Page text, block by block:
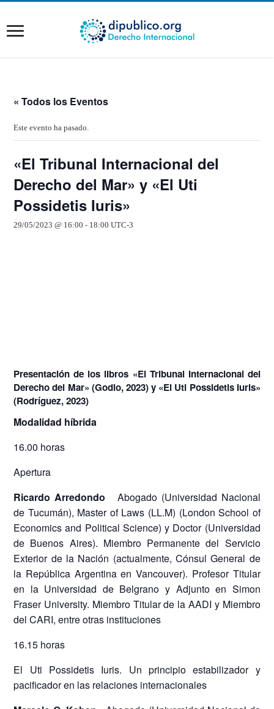
« Todos los Eventos
Este evento ha pasado.
«El Tribunal Internacional del
Derecho del Mar» y «El Uti
Possidetis Iuris»
29/05/2023 @ 16:00 - 18:00 UTC-3
Presentación de los libros «El Tribunal Internacional del
Derecho del Mar» (Godio, 2023) y «El Uti Possidetis Iuris»
(Rodríguez, 2023)
Modalidad híbrida
16.00 horas
Apertura
Ricardo Arredondo Abogado (Universidad Nacional
de Tucumán), Master of Laws (LL.M) (London School of
Economics and Political Science) y Doctor (Universidad
de Buenos Aires). Miembro Permanente del Servicio
Exterior de la Nación (actualmente, Cónsul General de
la República Argentina en Vancouver). Profesor Titular
en la Universidad de Belgrano y Adjunto en Simon
Fraser University. Miembro Titular de la AADI y Miembro
del CARI, entre otras instituciones
16.15 horas
El Uti Possidetis Iuris. Un principio estabilizador y
pacificador en las relaciones internacionales